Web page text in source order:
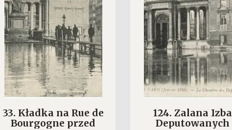
33. Kładka na Rue de
Bourgogne przed
124. Zalana Izba
Deputowanych